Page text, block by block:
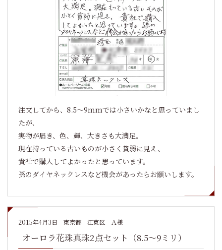
注文してから、8.5～9mmでは小さいかなと思っていまし
たが、
実物が届き、色、輝、大きさも大満足。
現在持っている古いものが小さく貧弱に見え、
貴社で購入してよかったと思っています。
孫のダイヤネックレスなど機会があったらお願いします。
2015年4月3日 東京都 江東区 Ａ様
オーロラ花珠真珠2点セット（8.5～9ミリ）